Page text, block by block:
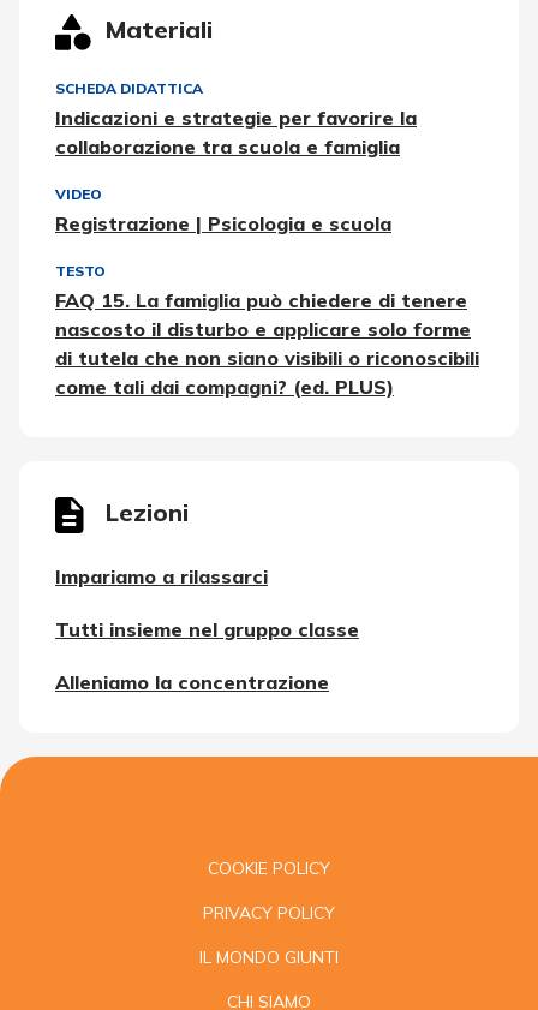
Materiali
SCHEDA DIDATTICA
Indicazioni e strategie per favorire la
collaborazione tra scuola e famiglia
VIDEO
Registrazione | Psicologia e scuola
TESTO
FAQ 15. La famiglia può chiedere di tenere
nascosto il disturbo e applicare solo forme
di tutela che non siano visibili o riconoscibili
come tali dai compagni? (ed. PLUS)
Lezioni
Impariamo a rilassarci
Tutti insieme nel gruppo classe
Alleniamo la concentrazione
COOKIE POLICY
PRIVACY POLICY
IL MONDO GIUNTI
CHI SIAMO